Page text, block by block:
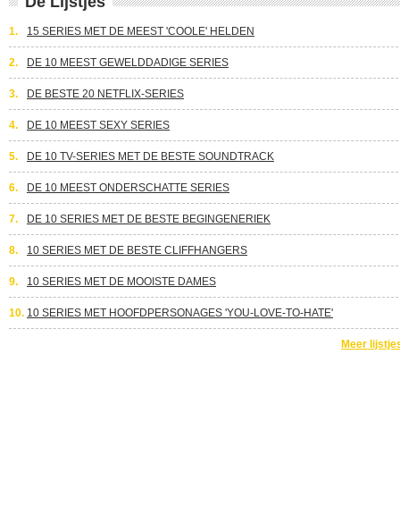
1. 15 SERIES MET DE MEEST 'COOLE' HELDEN
2. DE 10 MEEST GEWELDDADIGE SERIES
3. DE BESTE 20 NETFLIX-SERIES
4. DE 10 MEEST SEXY SERIES
5. DE 10 TV-SERIES MET DE BESTE SOUNDTRACK
6. DE 10 MEEST ONDERSCHATTE SERIES
7. DE 10 SERIES MET DE BESTE BEGINGENERIEK
8. 10 SERIES MET DE BESTE CLIFFHANGERS
9. 10 SERIES MET DE MOOISTE DAMES
10. 10 SERIES MET HOOFDPERSONAGES 'YOU-LOVE-TO-HATE'
Meer